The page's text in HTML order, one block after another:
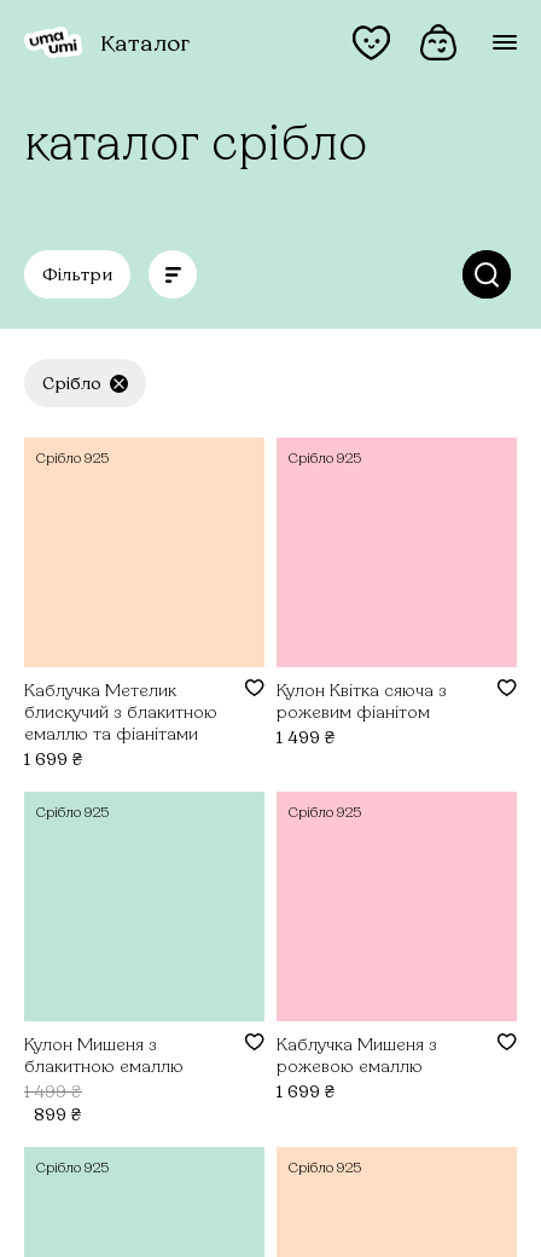
Каталог
каталог срібло
Фільтри
Срібло
Срібло 925
Каблучка Метелик
блискучий з блакитною
емаллю та фіанітами
1 699 ₴
Срібло 925
Кулон Квітка сяюча з
рожевим фіанітом
1 499 ₴
Срібло 925
Кулон Мишеня з
блакитною емаллю
1 499₴
899 ₴
Срібло 925
Каблучка Мишеня з
рожевою емаллю
1 699 ₴
Срібло 925 Срібло 925